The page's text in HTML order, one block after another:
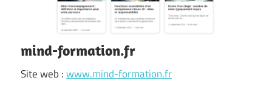
mind-formation.fr
Site web :www.mind-formation.fr